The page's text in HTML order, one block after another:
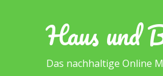
Haus und
Das nachhaltige Online